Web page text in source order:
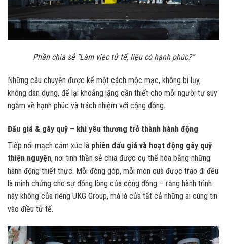
Phần chia sẻ “Làm việc tử tế, liệu có hạnh phúc?”
Những câu chuyện được kể một cách mộc mạc, không bi lụy,
không dàn dựng, để lại khoảng lặng cần thiết cho mỗi người tự suy
ngẫm về hạnh phúc và trách nhiệm với cộng đồng.
Đấu giá & gây quỹ – khi yêu thương trở thành hành động
Tiếp nối mạch cảm xúc là phiên đấu giá và hoạt động gây quỹ
thiện nguyện, nơi tinh thần sẻ chia được cụ thể hóa bằng những
hành động thiết thực. Mỗi đóng góp, mỗi món quà được trao đi đều
là minh chứng cho sự đồng lòng của cộng đồng – rằng hành trình
này không của riêng UKG Group, mà là của tất cả những ai cùng tin
vào điều tử tế.